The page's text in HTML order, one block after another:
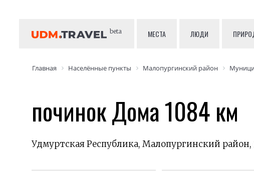
beta МЕСТА ЛЮДИ
Главная Населённые пункты Малопургинский район
починок Дома 1084 км
Удмуртская Республика, Малопургинский